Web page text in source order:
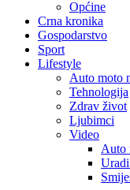
Općine
Crna kronika
Gospodarstvo
Sport
Lifestyle
Auto moto
Tehnologija
Zdrav život
Ljubimci
Video
Auto